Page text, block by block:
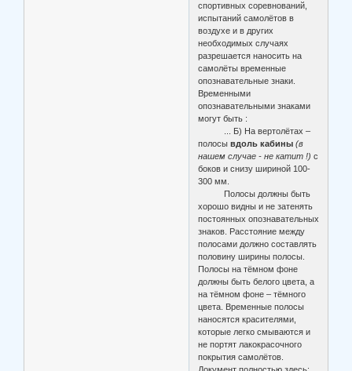
спортивных соревнований,
испытаний самолётов в
воздухе и в других
необходимых случаях
разрешается наносить на
самолёты временные
опознавательные знаки.
Временными
опознавательными знаками
могут быть :
... Б) На вертолётах –
полосывдоль кабины(в
нашем случае - не катит !) с
боков и снизу шириной 100-
300 мм.
Полосы должны быть
хорошо видны и не затенять
постоянных опознавательных
знаков. Расстояние между
полосами должно составлять
половину ширины полосы.
Полосы на тёмном фоне
должны быть белого цвета, а
на тёмном фоне – тёмного
цвета. Временные полосы
наносятся красителями,
которые легко смываются и
не портят лакокрасочного
покрытия самолётов.